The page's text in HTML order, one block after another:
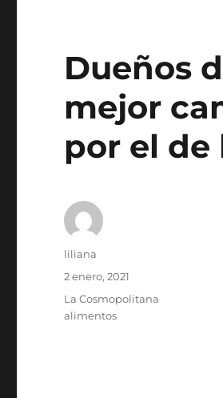
Dueños
mejor
por el de
Autor
liliana
Publicado
2 enero, 2021
Categorías
La Cosmopolitana
alimentos